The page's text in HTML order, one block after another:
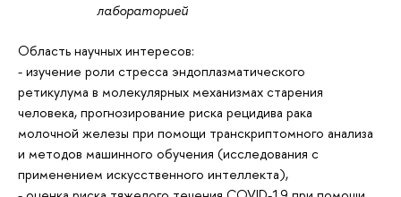
лабораторией
Область научных интересов:
- изучение роли стресса эндоплазматического
ретикулума в молекулярных механизмах старения
человека, прогнозирование риска рецидива рака
молочной железы при помощи транскриптомного анализа
и методов машинного обучения (исследования с
применением искусственного интеллекта),